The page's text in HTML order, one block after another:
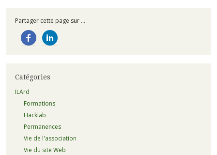
Partager cette page sur ...
Catégories
ILArd
Formations
Hacklab
Permanences
Vie de l'association
Vie du site Web